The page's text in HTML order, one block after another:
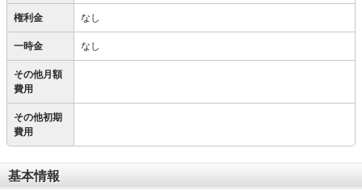
権利金 なし
一時金 なし
その他月額
費用
その他初期
費用
基本情報